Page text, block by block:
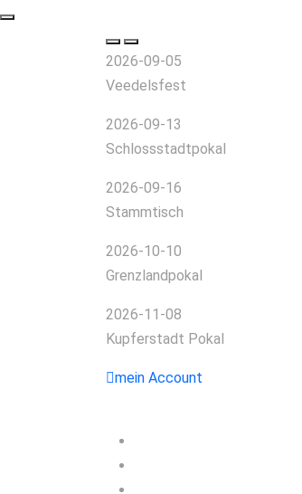
2026-09-05
Veedelsfest
2026-09-13
Schlossstadtpokal
2026-09-16
Stammtisch
2026-10-10
Grenzlandpokal
2026-11-08
Kupferstadt Pokal
mein Account